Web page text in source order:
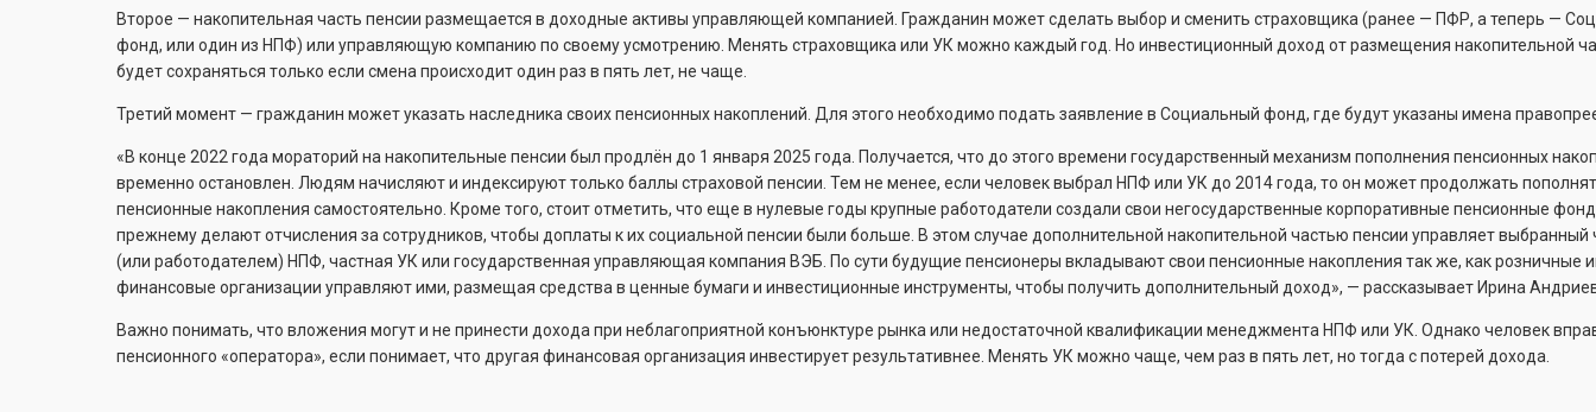
Второе — накопительная часть пенсии размещается в доходные активы управляющей компанией. Гражданин может сделать выбор и сменить страховщика (ранее — ПФР, а теперь —
фонд, или один из НПФ) или управляющую компанию по своему усмотрению. Менять страховщика или УК можно каждый год. Но инвестиционный доход от размещения накопительной
будет сохраняться только если смена происходит один раз в пять лет, не чаще.
Третий момент — гражданин может указать наследника своих пенсионных накоплений. Для этого необходимо подать заявление в Социальный фонд, где будут указаны имена
«В конце 2022 года мораторий на накопительные пенсии был продлён до 1 января 2025 года. Получается, что до этого времени государственный механизм пополнения пенсионных
временно остановлен. Людям начисляют и индексируют только баллы страховой пенсии. Тем не менее, если человек выбрал НПФ или УК до 2014 года, то он может продолжать
пенсионные накопления самостоятельно. Кроме того, стоит отметить, что еще в нулевые годы крупные работодатели создали свои негосударственные корпоративные пенсионные
прежнему делают отчисления за сотрудников, чтобы доплаты к их социальной пенсии были больше. В этом случае дополнительной накопительной частью пенсии управляет выбранный
(или работодателем) НПФ, частная УК или государственная управляющая компания ВЭБ. По сути будущие пенсионеры вкладывают свои пенсионные накопления так же, как розничные
финансовые организации управляют ими, размещая средства в ценные бумаги и инвестиционные инструменты, чтобы получить дополнительный доход», — рассказывает Ирина
Важно понимать, что вложения могут и не принести дохода при неблагоприятной конъюнктуре рынка или недостаточной квалификации менеджмента НПФ или УК. Однако человек
пенсионного «оператора», если понимает, что другая финансовая организация инвестирует результативнее. Менять УК можно чаще, чем раз в пять лет, но тогда с потерей дохода.